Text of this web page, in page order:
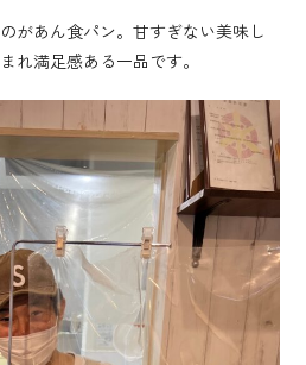
があん食パン。甘すぎない美味し
れ満足感ある一品です。